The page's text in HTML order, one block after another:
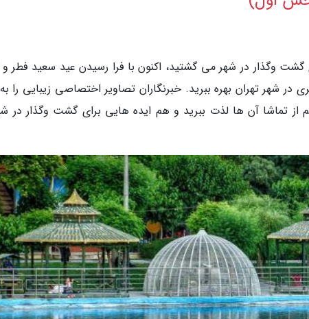
وگذار در شهر می گشتید، اکنون با فرا رسیدن عید سعید فطر
شهر تهران بهره ببرید. خبرنگاران تصاویر اختصاصی زیبایی را
تماشا آن ها لذت ببرید و هم ایده هایی برای گشت وگذار در